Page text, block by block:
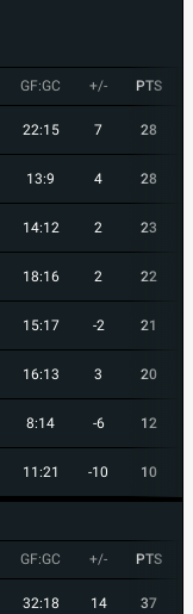
GF:GC +/- PTS
22:15 7 28
13:9 4 28
14:12 2 23
18:16 2 22
15:17 -2 21
16:13 3 20
8:14 -6 12
11:21 -10 10
GF:GC +/- PTS
32:18 14 37